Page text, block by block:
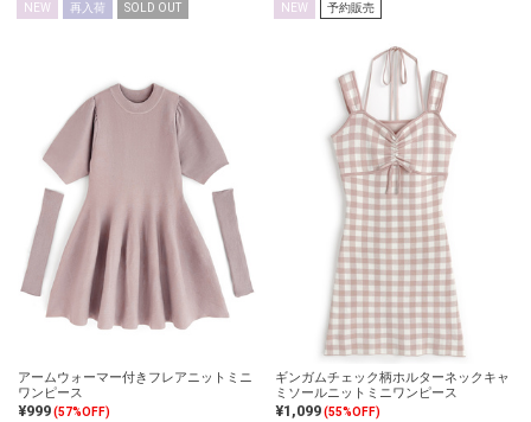
NEW
再入荷 SOLD OUT
NEW
予約販売
アームウォーマー付きフレアニットミニ
ワンピース
¥999(57%OFF)
ギンガムチェック柄ホルターネックキャ
ミソールニットミニワンピース
¥1,099(55%OFF)